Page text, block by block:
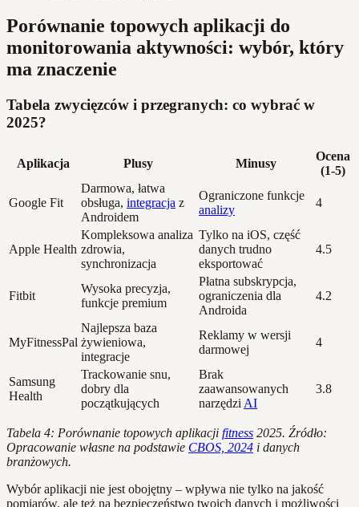
Porównanie topowych aplikacji do
monitorowania aktywności: wybór, który
ma znaczenie
Tabela zwycięzców i przegranych: co wybrać w
2025?
Aplikacja Plusy Minusy
Ocena
(1-5)
Google Fit
Darmowa, łatwa
obsługa, integracja z
Androidem
Ograniczone funkcje
analizy
4
Apple Health
Kompleksowa analiza
zdrowia,
synchronizacja
Tylko na iOS, część
danych trudno
eksportować
4.5
Fitbit
Wysoka precyzja,
funkcje premium
Płatna subskrypcja,
ograniczenia dla
Androida
4.2
MyFitnessPal
Najlepsza baza
żywieniowa,
integracje
Reklamy w wersji
darmowej
4
Samsung
Health
Trackowanie snu,
dobry dla
początkujących
Brak
zaawansowanych
narzędzi AI
3.8
Tabela 4: Porównanie topowych aplikacji fitness 2025. Źródło:
Opracowanie własne na podstawie CBOS, 2024 i danych
branżowych.
Wybór aplikacji nie jest obojętny – wpływa nie tylko na jakość
pomiarów, ale też na bezpieczeństwo twoich danych i możliwości